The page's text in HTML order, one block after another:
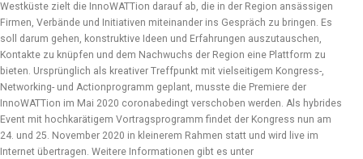
Westküste zielt die InnoWATTion darauf ab, die in der Region ansässigen
Firmen, Verbände und Initiativen miteinander ins Gespräch zu bringen. Es
soll darum gehen, konstruktive Ideen und Erfahrungen auszutauschen,
Kontakte zu knüpfen und dem Nachwuchs der Region eine Plattform zu
bieten. Ursprünglich als kreativer Treffpunkt mit vielseitigem Kongress-,
Networking- und Actionprogramm geplant, musste die Premiere der
InnoWATTion im Mai 2020 coronabedingt verschoben werden. Als hybrides
Event mit hochkarätigem Vortragsprogramm findet der Kongress nun am
24. und 25. November 2020 in kleinerem Rahmen statt und wird live im
Internet übertragen. Weitere Informationen gibt es unter